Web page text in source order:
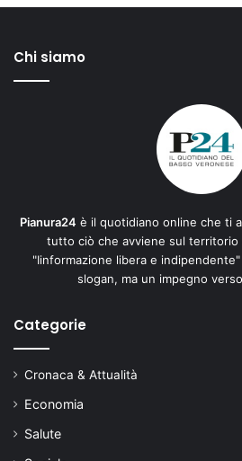
Chi siamo
Pianura24 è il quotidiano online che ti
tutto ciò che avviene sul territorio
"Iinformazione libera e
slogan, ma un impegno
Categorie
Cronaca & Attualità
Economia
Salute